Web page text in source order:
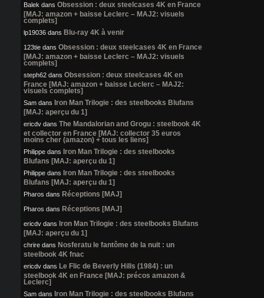
Balek dans Obsession : deux steelcases 4K en France
[MAJ: amazon + baisse Leclerc – MAJ2: visuels
complets]
lp19036 dans Blu-ray 4K à venir
123tie dans Obsession : deux steelcases 4K en France
[MAJ: amazon + baisse Leclerc – MAJ2: visuels
complets]
steph62 dans Obsession : deux steelcases 4K en
France [MAJ: amazon + baisse Leclerc – MAJ2:
visuels complets]
Sam dans Iron Man Trilogie : des steelbooks Blufans
[MAJ: aperçu du 1]
ericdv dans The Mandalorian and Grogu : steelbook 4K
et collector en France [MAJ: collector 35 euros
moins cher (amazon) + tous les liens]
Philippe dans Iron Man Trilogie : des steelbooks
Blufans [MAJ: aperçu du 1]
Philippe dans Iron Man Trilogie : des steelbooks
Blufans [MAJ: aperçu du 1]
Pharos dans Réceptions [MAJ]
Pharos dans Réceptions [MAJ]
ericdv dans Iron Man Trilogie : des steelbooks Blufans
[MAJ: aperçu du 1]
chrire dans Nosferatu le fantôme de la nuit : un
steelbook 4K fnac
ericdv dans Le Flic de Beverly Hills (1984) : un
steelbook 4K en France [MAJ: précos amazon &
Leclerc]
Sam dans Iron Man Trilogie : des steelbooks Blufans